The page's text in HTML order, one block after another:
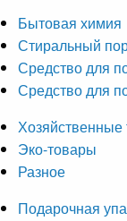
Бытовая химия
Стиральный
Средство для
Средство для
Хозяйственные
Эко-товары
Разное
Подарочная